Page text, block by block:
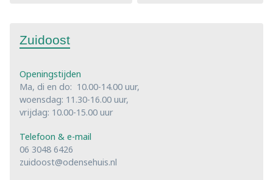
Zuidoost
Openingstijden
Ma, di en do: 10.00-14.00 uur,
woensdag: 11.30-16.00 uur,
vrijdag: 10.00-15.00 uur
Telefoon & e-mail
06 3048 6426
zuidoost@odensehuis.nl